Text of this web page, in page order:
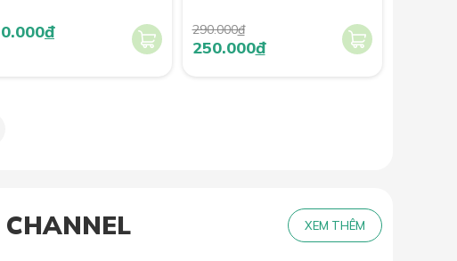
đ 290.000đ
250.000đ
XEM THÊM